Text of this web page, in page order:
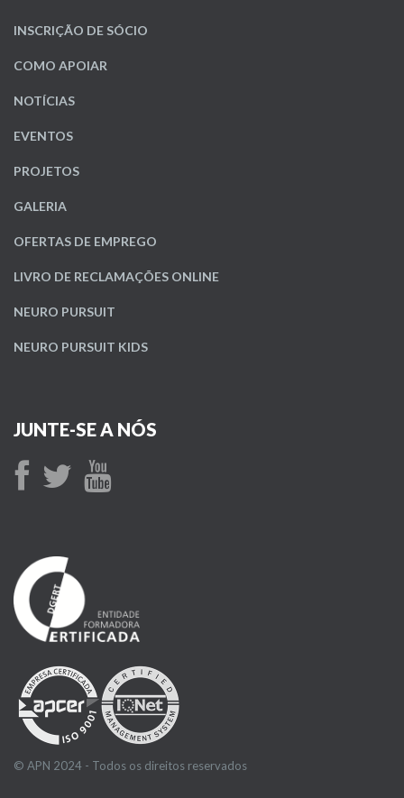
INSCRIÇÃO DE SÓCIO
COMO APOIAR
NOTÍCIAS
EVENTOS
PROJETOS
GALERIA
OFERTAS DE EMPREGO
LIVRO DE RECLAMAÇÕES ONLINE
NEURO PURSUIT
NEURO PURSUIT KIDS
JUNTE-SE A NÓS
© APN 2024 - Todos os direitos reservados